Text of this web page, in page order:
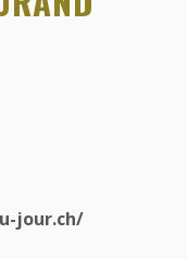
jour.ch/